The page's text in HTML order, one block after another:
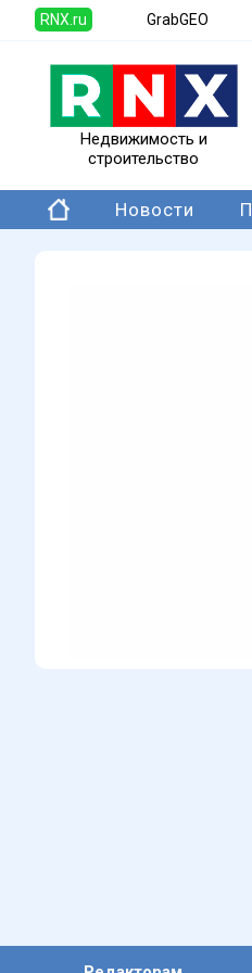
RNX.ru GrabGEO
Недвижимость и
строительство
Новости